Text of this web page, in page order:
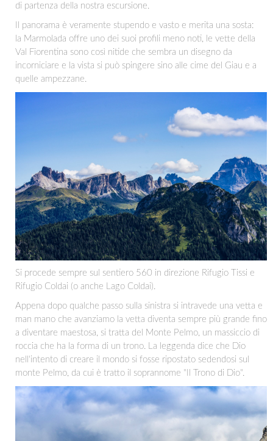
di partenza della nostra escursione.
Il panorama è veramente stupendo e vasto e merita una sosta:
la Marmolada offre uno dei suoi profili meno noti, le vette della
Val Fiorentina sono così nitide che sembra un disegno da
incorniciare e la vista si può spingere sino alle cime del Giau e a
quelle ampezzane.
Si procede sempre sul sentiero 560 in direzione Rifugio Tissi e
Rifugio Coldai (o anche Lago Coldai).
Appena dopo qualche passo sulla sinistra si intravede una vetta e
man mano che avanziamo la vetta diventa sempre più grande fino
a diventare maestosa, si tratta del Monte Pelmo, un massiccio di
roccia che ha la forma di un trono. La leggenda dice che Dio
nell'intento di creare il mondo si fosse ripostato sedendosi sul
monte Pelmo, da cui è tratto il soprannome "Il Trono di Dio".